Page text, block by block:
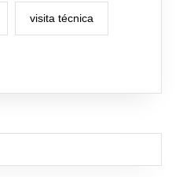
visita técnica